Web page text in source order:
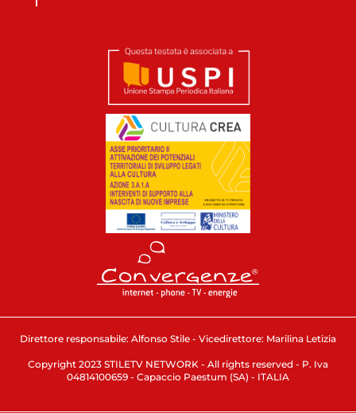
Direttore responsabile: Alfonso Stile - Vicedirettore: Marilina Letizia
Copyright 2023 STILETV NETWORK - All rights reserved - P. Iva
04814100659 - Capaccio Paestum (SA) - ITALIA